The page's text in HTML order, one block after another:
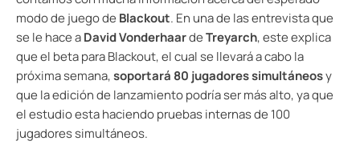
modo de juego de Blackout. En una de las entrevista que
se le hace aDavid VonderhaardeTreyarch, este explica
que el beta para Blackout, el cual se llevará a cabo la
próxima semana,soportará 80 jugadores simultáneosy
que la edición de lanzamiento podría ser más alto, ya que
el estudio esta haciendo pruebas internas de 100
jugadores simultáneos.